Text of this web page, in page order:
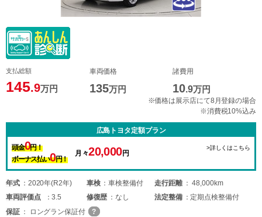
支払総額
145.9万円
車両価格
135万円
諸費用
10.9万円
※価格は展示店にて8月登録の場合
※消費税10%込み
広島トヨタ定額プラン
頭金0円！
ボーナス払い0円！
月々20,000円
>詳しくはこちら
年式 2020年(R2年) 車検 車検整備付 走行距離
48,000km
車両評価点 3.5 修復歴 なし 法定整備
定期点検整備付
保証
ロングラン保証付